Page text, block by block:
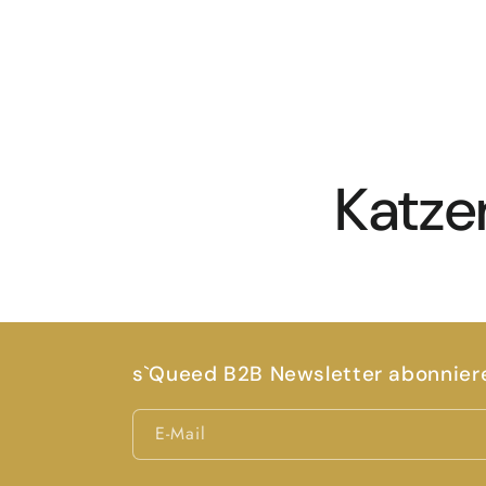
s`Queed B2B Newsletter
E-Mail